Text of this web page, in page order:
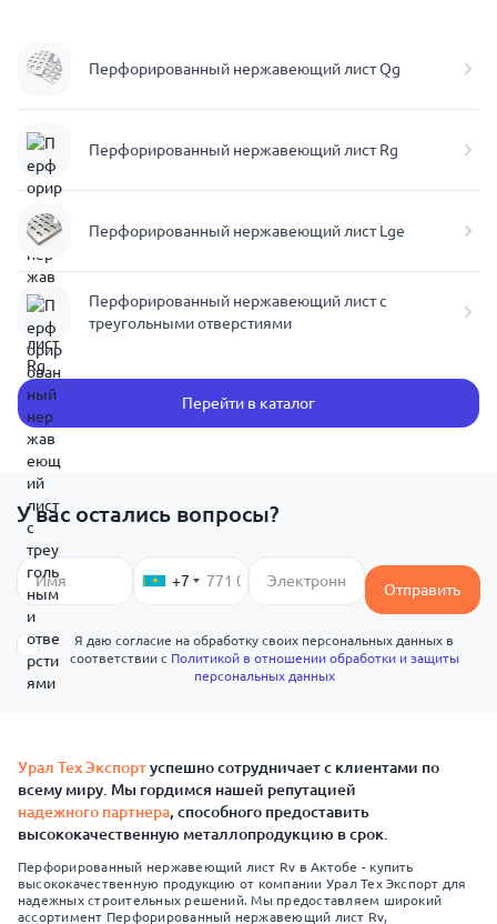
Перфорированный нержавеющий лист Qg
Перфорированный нержавеющий лист Rg
Перфорированный нержавеющий лист Lge
Перфорированный нержавеющий лист с
треугольными отверстиями
Перейти в каталог
У вас остались вопросы?
+7 Отправить
Я даю согласие на обработку своих персональных данных в
соответствии с Политикой в отношении обработки и защиты
персональных данных
Урал Тех Экспортуспешно сотрудничает с клиентами по
всему миру. Мы гордимся нашей репутацией
надежного партнера, способного предоставить
высококачественную металлопродукцию в срок.
Перфорированный нержавеющий лист Rv в Актобе - купить
высококачественную продукцию от компании Урал Тех Экспорт для
надежных строительных решений. Мы предоставляем широкий
ассортимент Перфорированный нержавеющий лист Rv,